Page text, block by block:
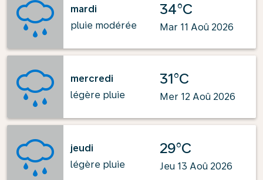
mardi
pluie modérée
34°C
Mar 11 Aoû 2026
mercredi
légère pluie
31°C
Mer 12 Aoû 2026
jeudi
légère pluie
29°C
Jeu 13 Aoû 2026